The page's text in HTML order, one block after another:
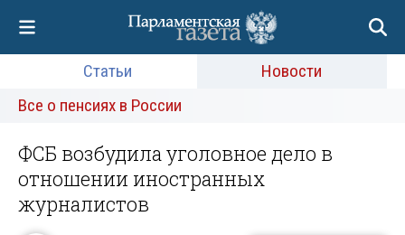
Статьи
Новости
Все о пенсиях в России
ФСБ возбудила уголовное дело в
отношении иностранных
журналистов